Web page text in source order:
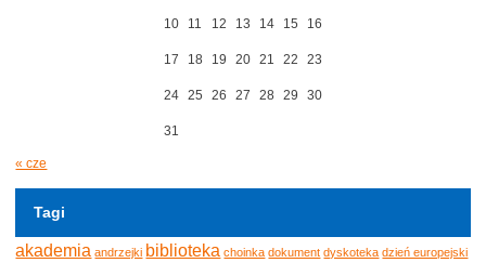
10 11 12 13 14 15 16
17 18 19 20 21 22 23
24 25 26 27 28 29 30
31
« cze
Tagi
akademia andrzejki biblioteka choinka dokument dyskoteka dzień europejski